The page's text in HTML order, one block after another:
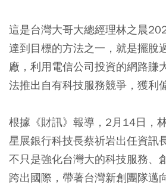
這是台灣大哥大總經理林之晨
達到目標的方法之一，就是擺脫
廠，利用電信公司投資的網路賺
法推出自有科技服務競爭，獲利
根據《財訊》報導，2月14日，
星展銀行科技長蔡祈岩出任資訊
不只是強化台灣大的科技服務、
跨出國際，帶著台灣新創團隊邁